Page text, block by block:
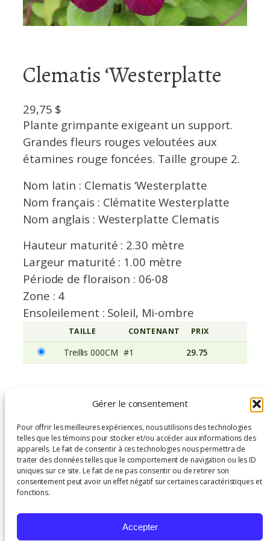
Gérer le consentement
Pour offrir les meilleures expériences, nous utilisons des technologies
telles que les témoins pour stocker et/ou accéder aux informations des
appareils. Le fait de consentir à ces technologies nous permettra de
traiter des données telles que le comportement de navigation ou les ID
uniques sur ce site. Le fait de ne pas consentir ou de retirer son
consentement peut avoir un effet négatif sur certaines caractéristiques et
fonctions.
Accepter
Clematis ‘Westerplatte
29,75 $
Plante grimpante exigeant un support.
Grandes fleurs rouges veloutées aux
étamines rouge foncées. Taille groupe 2.
Nom latin : Clematis ‘Westerplatte
Nom français : Clématite Westerplatte
Nom anglais : Westerplatte Clematis
Hauteur maturité : 2.30 mètre
Largeur maturité : 1.00 mètre
Période de floraison : 06-08
Zone : 4
Ensoleilement : Soleil, Mi-ombre
TAILLE CONTENANT PRIX
Treillis 000CM #1 29.75
230 en inventaire
q
u
a
− + Ajouter au panier
Grimpants
Tags: